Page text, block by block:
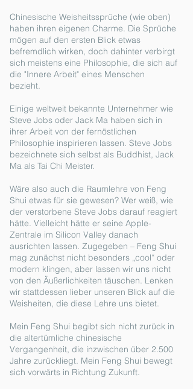
Chinesische Weisheitssprüche (wie oben)
haben ihren eigenen Charme. Die Sprüche
mögen auf den ersten Blick etwas
befremdlich wirken, doch dahinter verbirgt
sich meistens eine Philosophie, die sich auf
die "Innere Arbeit" eines Menschen
bezieht.
Einige weltweit bekannte Unternehmer wie
Steve Jobs oder Jack Ma haben sich in
ihrer Arbeit von der fernöstlichen
Philosophie inspirieren lassen. Steve Jobs
bezeichnete sich selbst als Buddhist, Jack
Ma als Tai Chi Meister.
Wäre also auch die Raumlehre von Feng
Shui etwas für sie gewesen? Wer weiß, wie
der verstorbene Steve Jobs darauf reagiert
hätte. Vielleicht hätte er seine Apple-
Zentrale im Silicon Valley danach
ausrichten lassen. Zugegeben – Feng Shui
mag zunächst nicht besonders „cool“ oder
modern klingen, aber lassen wir uns nicht
von den Äußerlichkeiten täuschen. Lenken
wir stattdessen lieber unseren Blick auf die
Weisheiten, die diese Lehre uns bietet.
Mein Feng Shui begibt sich nicht zurück in
die altertümliche chinesische
Vergangenheit, die inzwischen über 2.500
Jahre zurückliegt. Mein Feng Shui bewegt
sich vorwärts in Richtung Zukunft.